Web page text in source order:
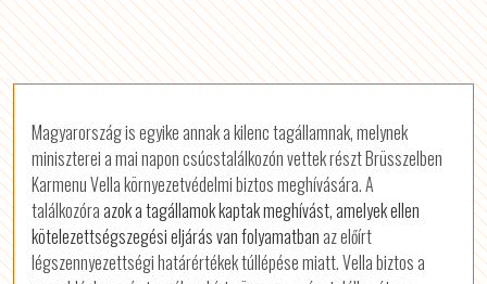
Magyarország is egyike annak a kilenc tagállamnak, melynek
miniszterei a mai napon csúcstalálkozón vettek részt Brüsszelben
Karmenu Vella környezetvédelmi biztos meghívására.A
találkozóraazok a tagállamok kaptak meghívást, amelyek ellen
kötelezettségszegési eljárás van folyamatban az előírt
légszennyezettségi határértékek túllépése miatt. Vella biztos a